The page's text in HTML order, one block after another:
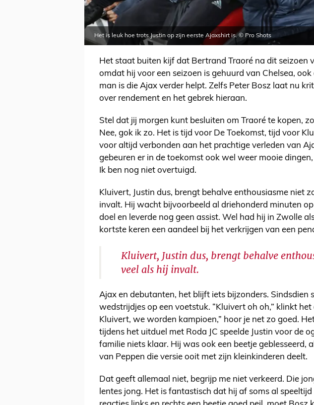
Het is leuk hoe trots Justin op zijn eerste Ajaxshirt is. © Pro Shots
Het staat buiten kijf dat Bertrand Traoré na dit seizoen
omdat hij voor een seizoen is gehuurd van Chelsea,
man is die Ajax verder helpt. Zelfs Peter Bosz laat nu
over rendement en het gebrek hieraan.
Stel dat jij morgen kunt besluiten om Traoré te kopen,
Nee, gok ik zo. Het is tijd voor De Toekomst, tijd voor
voor altijd verbonden aan het prachtige verleden van
gebeuren er in de toekomst ook wel weer mooie
Ik ben nog niet overtuigd.
Kluivert, Justin dus, brengt behalve enthousiasme niet
invalt. Hij wacht bijvoorbeeld al driehonderd minuten
doel en leverde nog geen assist. Wel had hij in Zwolle
kortste keren een aandeel bij het verkrijgen van een
Kluivert, Justin dus, brengt behalve
veel als hij invalt.
Ajax en debutanten, het blijft iets bijzonders. Sindsdien
wedstrijdjes op een voetstuk. “Kluivert oh oh,” klinkt het
Kluivert, we worden kampioen,” hoor je net zo goed.
tijdens het uitduel met Roda JC speelde Justin voor de
familie niets klaar. Hij was ook een beetje geblesseerd,
van Peppen die versie ooit met zijn kleinkinderen deelt.
Dat geeft allemaal niet, begrijp me niet verkeerd. Die
lentes jong. Het is fantastisch dat hij af soms al